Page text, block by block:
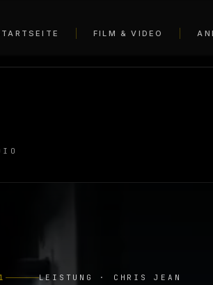
FILM & VIDEO
LEISTUNG · CHRIS JEAN